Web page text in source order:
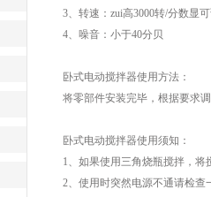
3、转速：zui高3000转/分数显
4、噪音：小于40分贝
卧式电动搅拌器使用方法：
将零部件安装完毕，根据要求
卧式电动搅拌器使用须知：
1、如果使用三角烧瓶搅拌，
2、使用时突然电源不通请检